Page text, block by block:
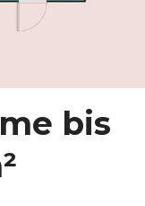
bis